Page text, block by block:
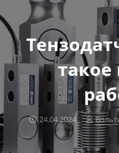
такое
24.04.2024